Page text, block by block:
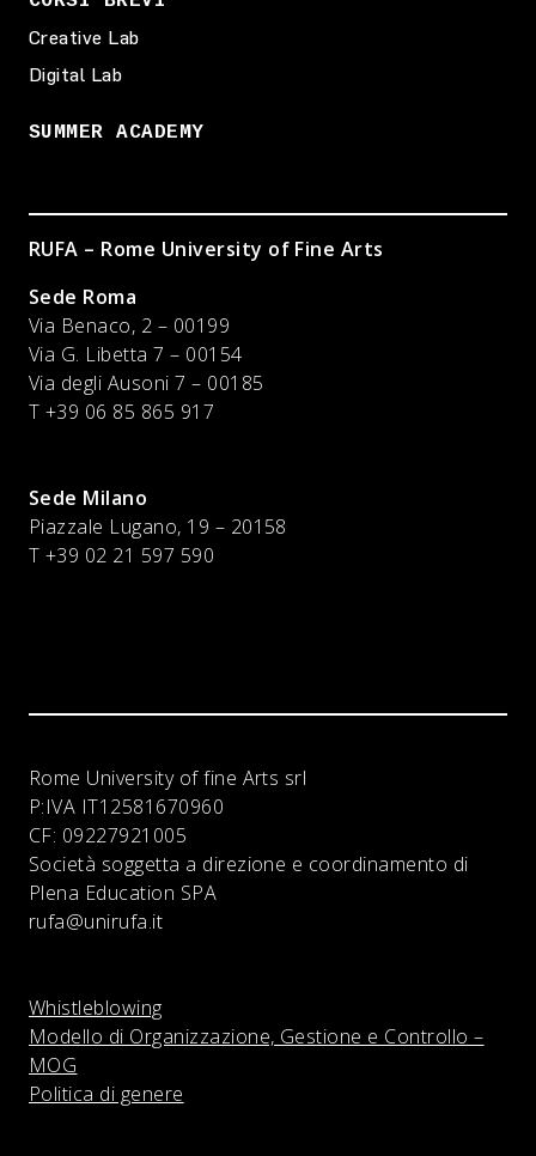
Creative Lab
Digital Lab
SUMMER ACADEMY
RUFA – Rome University of Fine Arts
Sede Roma
Via Benaco, 2 – 00199
Via G. Libetta 7 – 00154
Via degli Ausoni 7 – 00185
T +39 06 85 865 917
Sede Milano
Piazzale Lugano, 19 – 20158
T +39 02 21 597 590
Rome University of fine Arts srl
P:IVA IT12581670960
CF: 09227921005
Società soggetta a direzione e coordinamento di
Plena Education SPA
rufa@unirufa.it
Whistleblowing
Modello di Organizzazione, Gestione e Controllo –
MOG
Politica di genere